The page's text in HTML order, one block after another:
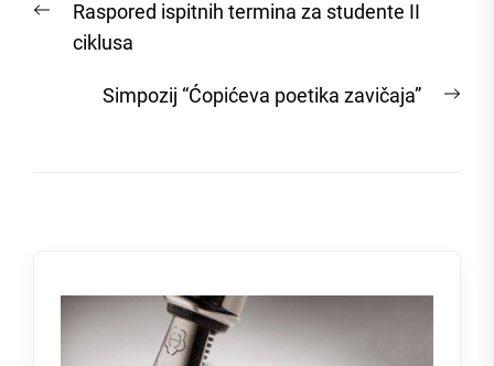
navigation
Previous
post:
Raspored ispitnih termina za studente II
ciklusa
Simpozij “Ćopićeva poetika zavičaja”